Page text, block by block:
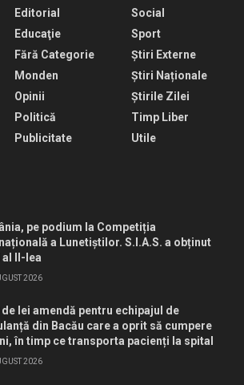
Editorial
Educaţie
Fără Categorie
Monden
Opinii
Politică
Publicitate
Social
Sport
Știri Externe
Știri Naționale
Știrile Zilei
Timp Liber
Utile
pe podium la Competiția
a Lunetiștilor. S.I.A.S. a obținut
al II-lea
2026
de lei amendă pentru echipajul de
din Bacău care a oprit să cumpere
în timp ce transporta pacienți la spital
2026